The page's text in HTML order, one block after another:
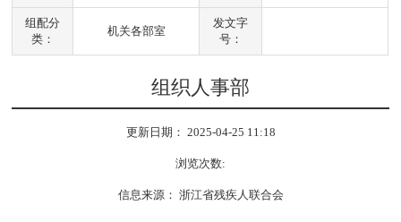
组配分
类：
机关各部室
发文字
号：
组织人事部
更新日期： 2025-04-25 11:18
浏览次数:
信息来源： 浙江省残疾人联合会